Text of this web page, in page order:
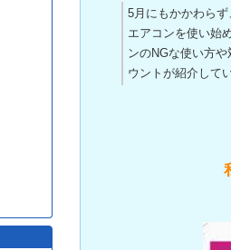
5月にもかかわら
エアコンを使い始
ンのNGな使い方
ウントが紹介して